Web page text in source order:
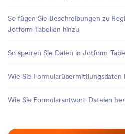
So fügen Sie Beschreibungen zu
Jotform Tabellen hinzu
So sperren Sie Daten in Jotform-
Wie Sie Formularübermittlungsdaten
Wie Sie Formularantwort-Dateien